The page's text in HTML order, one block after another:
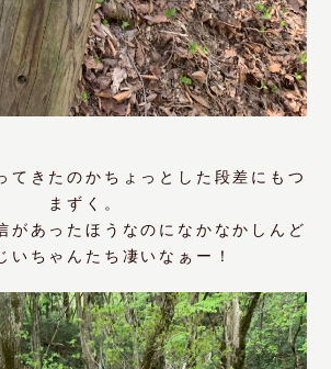
てきたのかちょっとした段差にもつ
まずく。
があったほうなのになかなかしんど
いちゃんたち凄いなぁー！